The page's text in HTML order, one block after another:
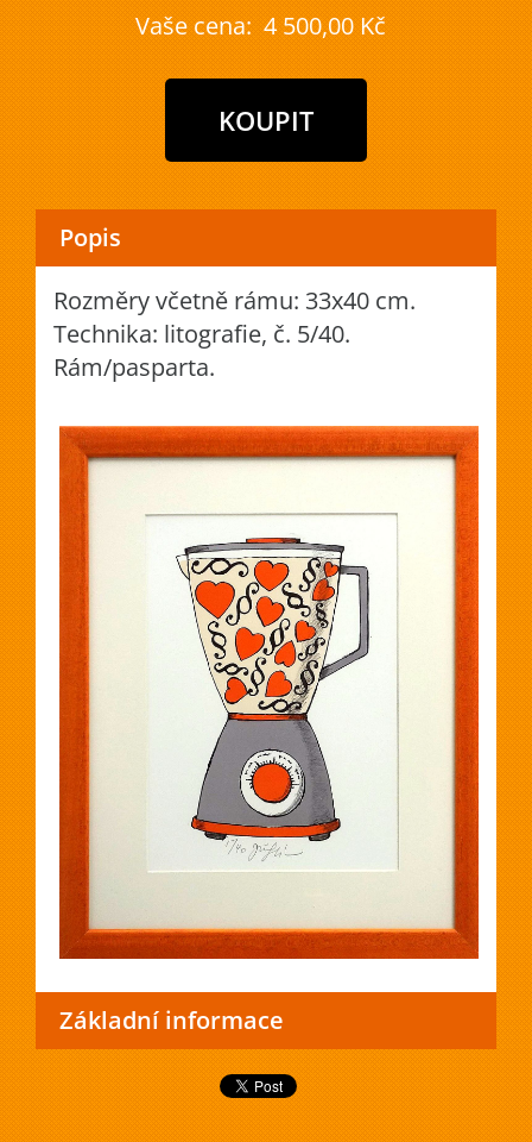
Vaše cena: 4 500,00 Kč
Popis
Rozměry včetně rámu: 33x40 cm.
Technika: litografie, č. 5/40.
Rám/pasparta.
Základní informace